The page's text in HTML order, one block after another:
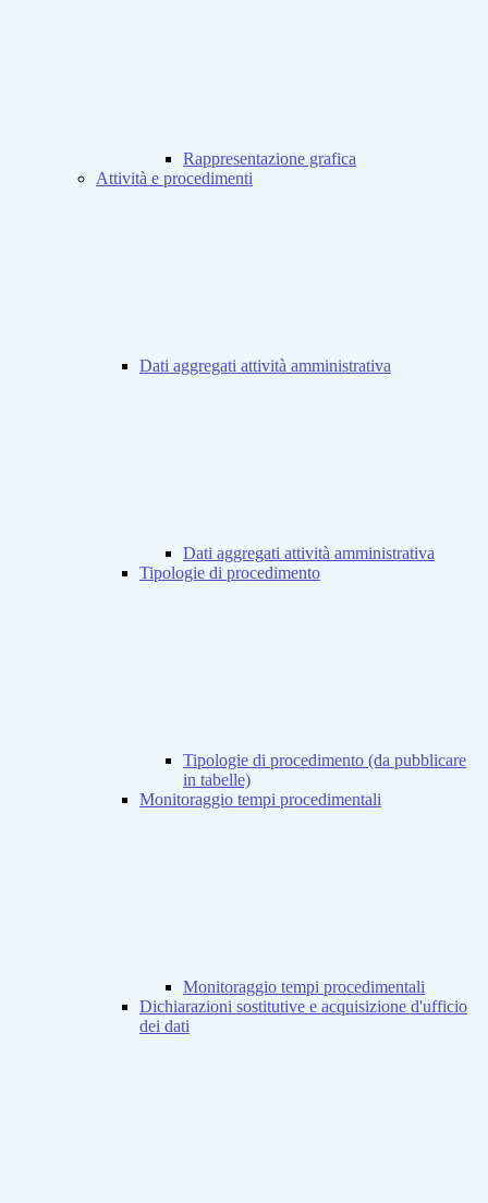
Rappresentazione grafica
Attività e procedimenti
Dati aggregati attività amministrativa
Dati aggregati attività amministrativa
Tipologie di procedimento
Tipologie di procedimento (da pubblicare
in tabelle)
Monitoraggio tempi procedimentali
Monitoraggio tempi procedimentali
Dichiarazioni sostitutive e acquisizione d'ufficio
dei dati